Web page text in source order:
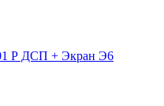
Р ДСП + Экран Э6